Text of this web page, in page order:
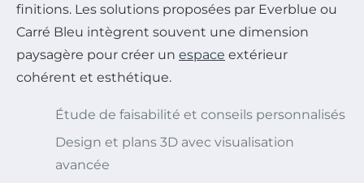
finitions. Les solutions proposées par Everblue ou
Carré Bleu intègrent souvent une dimension
paysagère pour créer un espace extérieur
cohérent et esthétique.
Étude de faisabilité et conseils personnalisés
Design et plans 3D avec visualisation
avancée